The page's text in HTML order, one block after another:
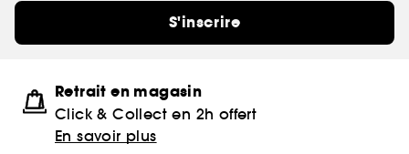
S'inscrire
Retrait en magasin
Click & Collect en 2h offert
En savoir plus